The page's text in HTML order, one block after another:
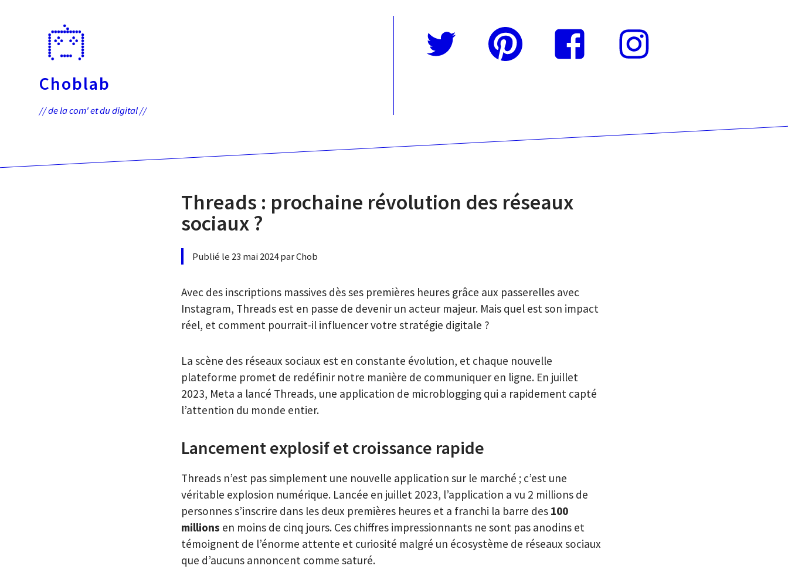
Choblab
// de la com' et du digital //
Pinterest
Threads : prochaine révolution des réseaux
sociaux ?
Publié le 23 mai 2024 par Chob
Avec des inscriptions massives dès ses premières heures grâce aux passerelles avec
Instagram, Threads est en passe de devenir un acteur majeur. Mais quel est son impact
réel, et comment pourrait-il influencer votre stratégie digitale ?
La scène des réseaux sociaux est en constante évolution, et chaque nouvelle
plateforme promet de redéfinir notre manière de communiquer en ligne. En juillet
2023, Meta a lancé Threads, une application de microblogging qui a rapidement capté
l’attention du monde entier.
Lancement explosif et croissance rapide
Threads n’est pas simplement une nouvelle application sur le marché ; c’est une
véritable explosion numérique. Lancée en juillet 2023, l’application a vu 2 millions de
personnes s’inscrire dans les deux premières heures et a franchi la barre des 100
millions en moins de cinq jours. Ces chiffres impressionnants ne sont pas anodins et
témoignent de l’énorme attente et curiosité malgré un écosystème de réseaux sociaux
que d’aucuns annoncent comme saturé.